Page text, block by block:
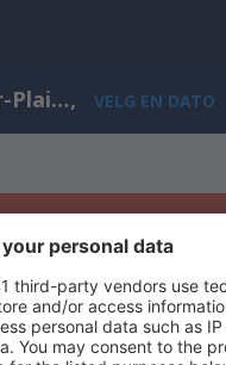
Celles-sur-Plaine, Lorraine, Frankrike, VELG EN DATO
søket ga ingen
andre kriterier